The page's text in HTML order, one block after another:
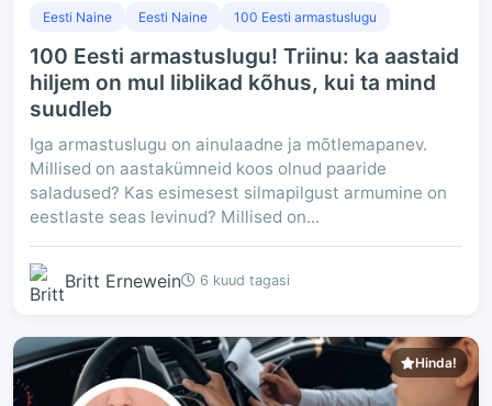
Eesti Naine Eesti Naine 100 Eesti armastuslugu
100 Eesti armastuslugu! Triinu: ka aastaid
hiljem on mul liblikad kõhus, kui ta mind
suudleb
Iga armastuslugu on ainulaadne ja mõtlemapanev.
Millised on aastakümneid koos olnud paaride
saladused? Kas esimesest silmapilgust armumine on
eestlaste seas levinud? Millised on...
Britt Ernewein 6 kuud tagasi
Hinda!